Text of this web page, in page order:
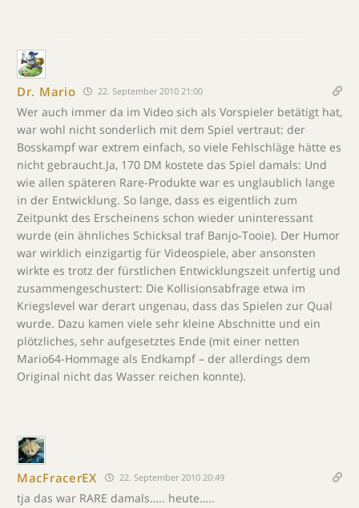
Dr. Mario 22. September 2010 21:00
Wer auch immer da im Video sich als Vorspieler betätigt hat,
war wohl nicht sonderlich mit dem Spiel vertraut: der
Bosskampf war extrem einfach, so viele Fehlschläge hätte es
nicht gebraucht.Ja, 170 DM kostete das Spiel damals: Und
wie allen späteren Rare-Produkte war es unglaublich lange
in der Entwicklung. So lange, dass es eigentlich zum
Zeitpunkt des Erscheinens schon wieder uninteressant
wurde (ein ähnliches Schicksal traf Banjo-Tooie). Der Humor
war wirklich einzigartig für Videospiele, aber ansonsten
wirkte es trotz der fürstlichen Entwicklungszeit unfertig und
zusammengeschustert: Die Kollisionsabfrage etwa im
Kriegslevel war derart ungenau, dass das Spielen zur Qual
wurde. Dazu kamen viele sehr kleine Abschnitte und ein
plötzliches, sehr aufgesetztes Ende (mit einer netten
Mario64-Hommage als Endkampf – der allerdings dem
Original nicht das Wasser reichen konnte).
MacFracerEX 22. September 2010 20:49
tja das war RARE damals….. heute…..